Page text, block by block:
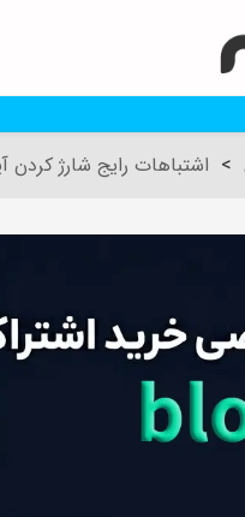
> اشتباهات رایج شارژ کردن